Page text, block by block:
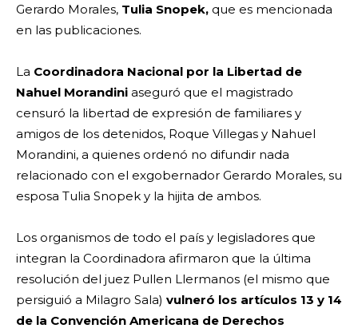
Gerardo Morales, Tulia Snopek, que es mencionada
en las publicaciones.
La Coordinadora Nacional por la Libertad de
Nahuel Morandini aseguró que el magistrado
censuró la libertad de expresión de familiares y
amigos de los detenidos, Roque Villegas y Nahuel
Morandini, a quienes ordenó no difundir nada
relacionado con el exgobernador Gerardo Morales, su
esposa Tulia Snopek y la hijita de ambos.
Los organismos de todo el país y legisladores que
integran la Coordinadora afirmaron que la última
resolución del juez Pullen Llermanos (el mismo que
persiguió a Milagro Sala) vulneró los artículos 13 y 14
de la Convención Americana de Derechos